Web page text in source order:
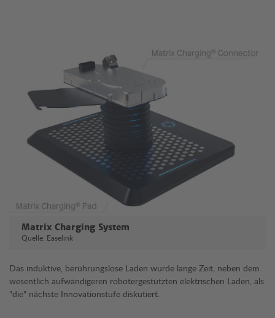
Matrix Charging System
Quelle: Easelink
Das induktive, berührungslose Laden wurde lange Zeit, neben dem
wesentlich aufwändigeren robotergestützten elektrischen Laden, als
"die" nächste Innovationstufe diskutiert.